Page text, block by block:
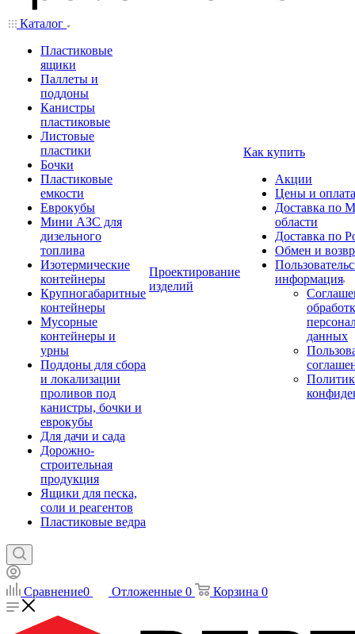
Каталог
Пластиковые
ящики
Паллеты и
поддоны
Канистры
пластиковые
Листовые
пластики
Бочки
Пластиковые
емкости
Еврокубы
Мини АЗС для
дизельного
топлива
Изотермические
контейнеры
Крупногабаритные
контейнеры
Мусорные
контейнеры и
урны
Поддоны для сбора
и локализации
проливов под
канистры, бочки и
еврокубы
Для дачи и сада
Дорожно-
строительная
продукция
Ящики для песка,
соли и реагентов
Пластиковые ведра
Проектирование
изделий
Как купить
Акции
Цены и оплата
Доставка по
области
Доставка по
Обмен и
информация
данных
Сравнение0 Отложенные 0 Корзина 0